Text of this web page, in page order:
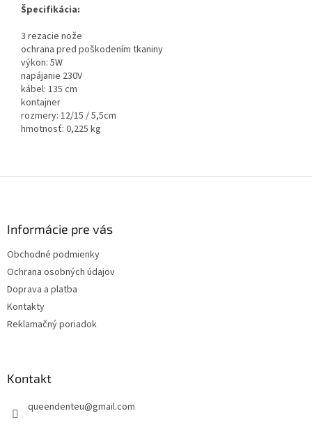
Špecifikácia:
3 rezacie nože
ochrana pred poškodením tkaniny
výkon: 5W
napájanie 230V
kábel: 135 cm
kontajner
rozmery: 12/15 / 5,5cm
hmotnosť: 0,225 kg
Informácie pre vás
Obchodné podmienky
Ochrana osobných údajov
Doprava a platba
Kontakty
Reklamačný poriadok
Kontakt
queendenteu@gmail.com